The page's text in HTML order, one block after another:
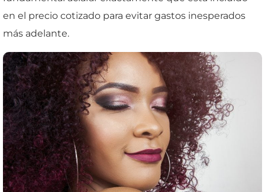
en el precio cotizado para evitar gastos inesperados
más adelante.